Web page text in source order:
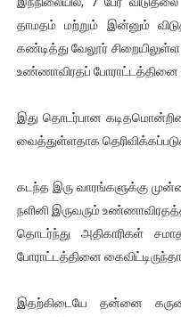
ஐ.நா முன்றலில் சீரற்ற
இளையராஜா – கமல் அவசர
32 CM விநோத
வலிமை தான் அஜித்
தாமதம் மற்றும் இன்னும்
கண்டித்து வேலூர்
உண்ணாவிரதப் போராட்டத்தினை
இது தொடர்பான
வைத்துள்ளதாக
கடந்த இரு வாரங்களுக்கு
நளினி இருவரும்
தொடர்ந்து அதிகாரிகள்
போராட்டத்தினை
இதற்கிடையே தன்னை